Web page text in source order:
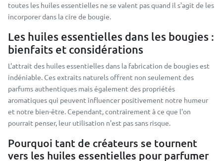
toutes les huiles essentielles ne se valent pas quand il s'agit de les
incorporer dans la cire de bougie.
Les huiles essentielles dans les bougies :
bienfaits et considérations
L'attrait des huiles essentielles dans la fabrication de bougies est
indéniable. Ces extraits naturels offrent non seulement des
parfums authentiques mais également des propriétés
aromatiques qui peuvent influencer positivement notre humeur
et notre bien-être. Cependant, contrairement à ce que l'on
pourrait penser, leur utilisation n'est pas sans risque.
Pourquoi tant de créateurs se tournent
vers les huiles essentielles pour parfumer